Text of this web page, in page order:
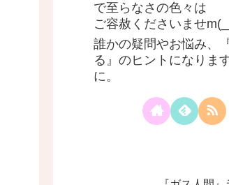
で至らなさの色々は
ご容赦くださいませ
誰かの疑問やお悩み、
る』のヒントになりま
に。